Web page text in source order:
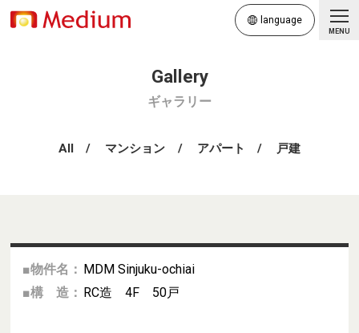
language
MENU
ギャラリー
All マンション アパート 戸建
■物件名： MDM Sinjuku-ochiai
■構 造： RC造 4F 50戸